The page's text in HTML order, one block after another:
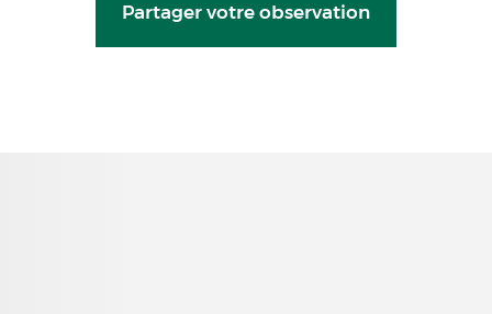
Partager votre observation